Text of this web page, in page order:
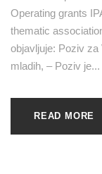
Operating grants
thematic
objavljuje: Poziv za
mladih, – Poziv je...
READ MORE